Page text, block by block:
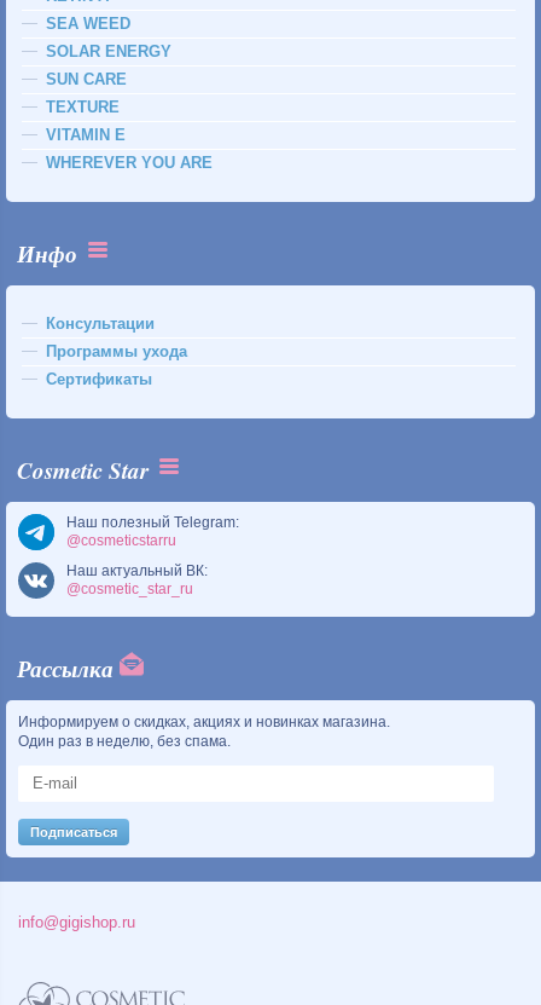
SEA WEED
SOLAR ENERGY
SUN CARE
TEXTURE
VITAMIN E
WHEREVER YOU ARE
Инфо
Консультации
Программы ухода
Сертификаты
Cosmetic Star
Наш полезный Telegram:
@cosmeticstarru
Наш актуальный ВК:
@cosmetic_star_ru
Рассылка
Информируем о скидках, акциях и новинках магазина.
Один раз в неделю, без спама.
info@gigishop.ru